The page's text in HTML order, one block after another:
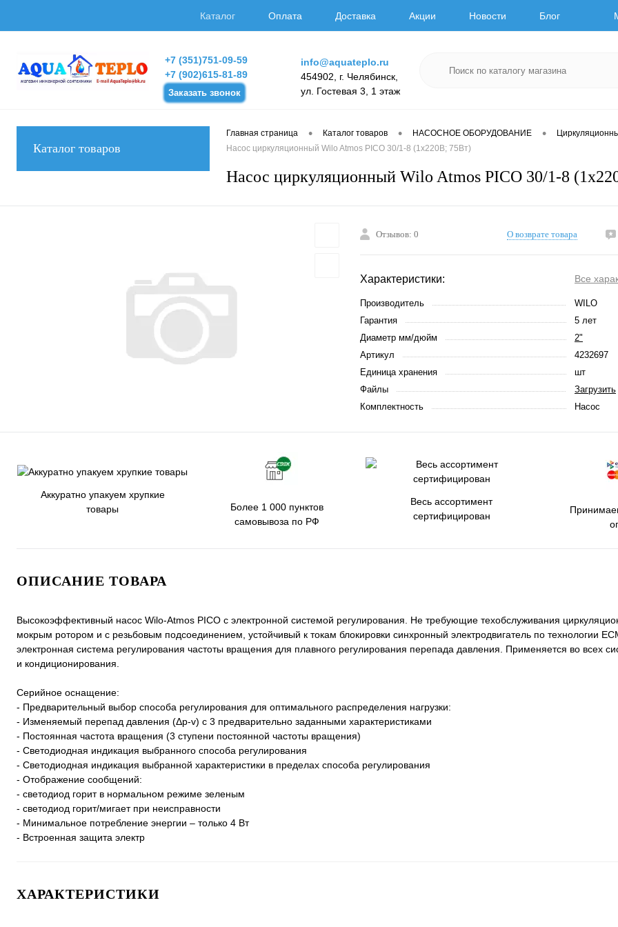
Каталог Оплата Доставка Акции Новости Блог
+7 (351)751-09-59
+7 (902)615-81-89
Заказать звонок
info@aquateplo.ru
454902, г. Челябинск,
ул. Гостевая 3, 1 этаж
Каталог товаров
Главная страница • Каталог товаров • НАСОСНОЕ ОБОРУДОВАНИЕ •
Насос циркуляционный Wilo Atmos PICO 30/1-8 (1х220В; 75Вт)
Насос циркуляционный Wilo Atmos PICO 30/1-8
Отзывов: 0 О возврате товара
Характеристики: Все
Производитель
WILO
Гарантия
5 лет
Диаметр мм/дюйм
2"
Артикул
4232697
Единица хранения
шт
Файлы
Загрузить
Комплектность
Насос
Аккуратно упакуем хрупкие
товары
Более 1 000 пунктов
самовывоза по РФ
Весь ассортимент
сертифицирован
ОПИСАНИЕ ТОВАРА
Высокоэффективный насос Wilo-Atmos PICO с электронной системой регулирования. Не требующие техобслуживания
мокрым ротором и с резьбовым подсоединением, устойчивый к токам блокировки синхронный электродвигатель по технологии
электронная система регулирования частоты вращения для плавного регулирования перепада давления. Применяется во всех
и кондиционирования.
Серийное оснащение:
- Предварительный выбор способа регулирования для оптимального распределения нагрузки:
- Изменяемый перепад давления (Δp-v) с 3 предварительно заданными характеристиками
- Постоянная частота вращения (3 ступени постоянной частоты вращения)
- Светодиодная индикация выбранного способа регулирования
- Светодиодная индикация выбранной характеристики в пределах способа регулирования
- Отображение сообщений:
- светодиод горит в нормальном режиме зеленым
- светодиод горит/мигает при неисправности
- Минимальное потребление энергии – только 4 Вт
- Встроенная защита электр
ХАРАКТЕРИСТИКИ